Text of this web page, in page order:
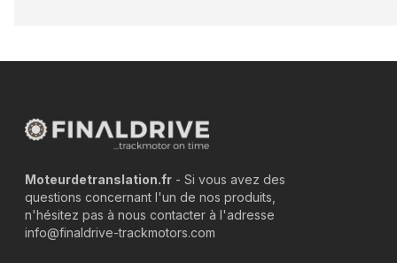
Moteurdetranslation.fr - Si vous avez des
questions concernant l'un de nos produits,
n'hésitez pas à nous contacter à l'adresse
info@finaldrive-trackmotors.com